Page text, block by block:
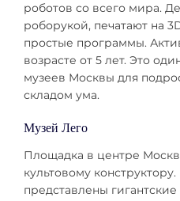
роботов со всего мира.
роборукой, печатают на
простые программы.
возрасте от 5 лет. Это
музеев Москвы для
складом ума.
Музей Лего
Площадка в центре
культовому
представлены